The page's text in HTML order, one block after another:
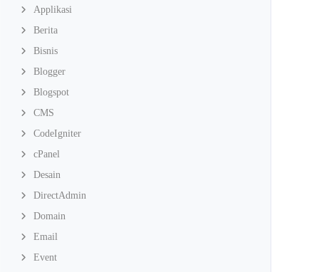
Applikasi
Berita
Bisnis
Blogger
Blogspot
CMS
CodeIgniter
cPanel
Desain
DirectAdmin
Domain
Email
Event